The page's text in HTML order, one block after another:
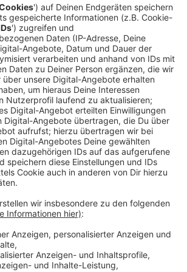
Muskelkater? Dann haltet euch mit
kommt aus den USA und ist
die eine Verletzung haben, da
stark auf die Gelenke geht.
das Training auf dem speziellen
unterschätzen. Danach ist man